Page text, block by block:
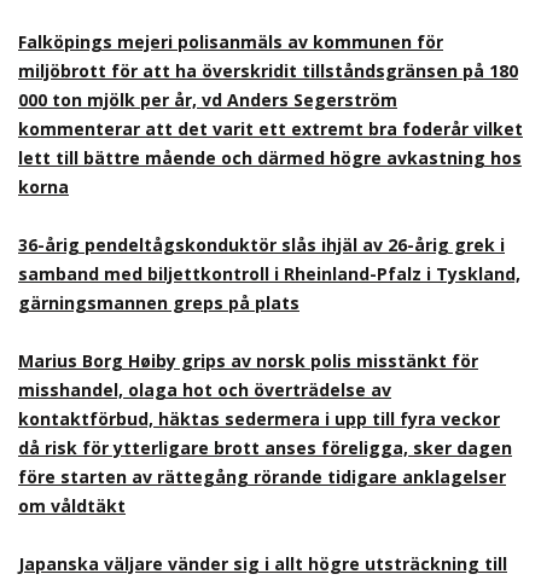
Falköpings mejeri polisanmäls av kommunen för
miljöbrott för att ha överskridit tillståndsgränsen på 180
000 ton mjölk per år, vd Anders Segerström
kommenterar att det varit ett extremt bra foderår vilket
lett till bättre mående och därmed högre avkastning hos
korna
36-årig pendeltågskonduktör slås ihjäl av 26-årig grek i
samband med biljettkontroll i Rheinland-Pfalz i Tyskland,
gärningsmannen greps på plats
Marius Borg Høiby grips av norsk polis misstänkt för
misshandel, olaga hot och överträdelse av
kontaktförbud, häktas sedermera i upp till fyra veckor
då risk för ytterligare brott anses föreligga, sker dagen
före starten av rättegång rörande tidigare anklagelser
om våldtäkt
Japanska väljare vänder sig i allt högre utsträckning till